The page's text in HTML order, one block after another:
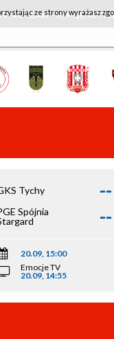
- KSK
Tychy --
Spójnia
--
20.09, 15:00
Emocje TV
20.09, 14:55
ze strony wyrażasz